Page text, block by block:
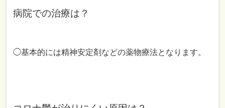
病院での治療は？
◯基本的には精神安定剤などの薬物療法となります。